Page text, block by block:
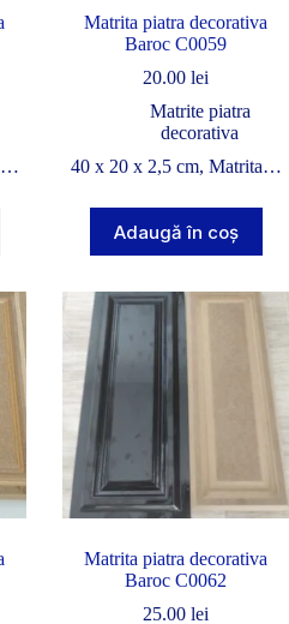
Matrita piatra decorativa
Baroc C0059
20.00 lei
Matrite piatra
decorativa
40 x 20 x 2,5 cm, Matrita…
Adaugă în coș
Matrita piatra decorativa
Baroc C0062
25.00 lei